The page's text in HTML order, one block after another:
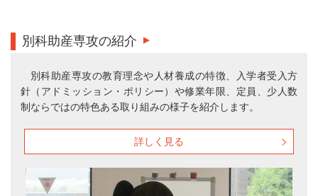
別科助産専攻の紹介
別科助産専攻の教育理念や人材養成の特徴、入学者受入方
針（アドミッション・ポリシー）や修業年限、定員、少人数
制ならではの特色ある取り組みの様子を紹介します。
詳しく見る